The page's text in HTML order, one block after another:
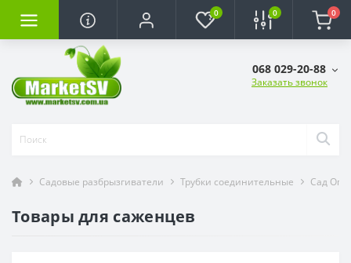
0 0 0
068 029-20-88
Заказать звонок
Садовые разбрызгиватели Трубки соединительные Сад
Товары для саженцев